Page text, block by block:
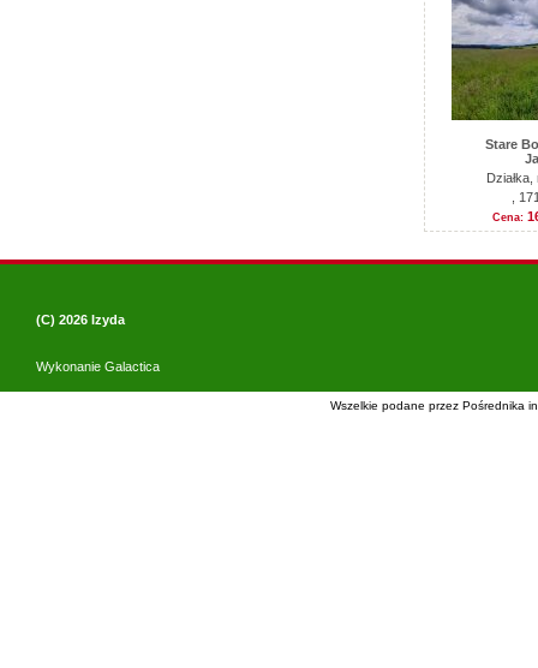
Stare
,
Cena:
(C) 2026 Izyda
Wykonanie Galactica
Wszelkie podane przez Pośrednika